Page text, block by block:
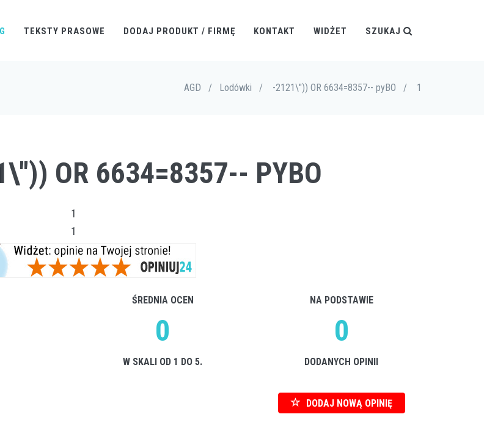
TEKSTY PRASOWE DODAJ PRODUKT / FIRMĘ KONTAKT WIDŻET SZUKAJ
AGD / Lodówki / -2121\")) OR 6634=8357-- pyBO / 1
OR 6634=8357-- PYBO
1
1
ŚREDNIA OCEN
0
W SKALI OD 1 DO 5.
NA PODSTAWIE
0
DODANYCH OPINII
DODAJ NOWĄ OPINIĘ